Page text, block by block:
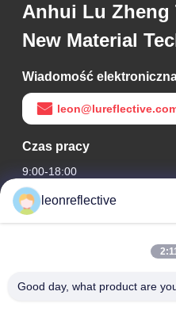
Anhui Lu Zheng
New Material
Wiadomość
Czas pracy
9:00-18:00
Nasz adres
2 piętro, budynek D2, Huayi
leonreflective
Good day, what product are